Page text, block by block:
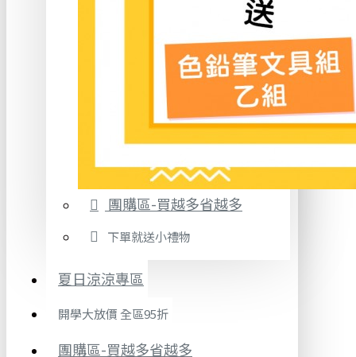
團購區-買越多省越多
下單就送小禮物
夏日涼涼專區
開學大放價 全區95折
團購區-買越多省越多